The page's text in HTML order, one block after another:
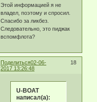
Этой информацией я не
владел, поэтому и спросил.
Спасибо за ликбез.
Следовательно, это пиджак
вспомфлота?
Поделиться 18
02-06-
2017 13:26:48
U-BOAT
написал(а):